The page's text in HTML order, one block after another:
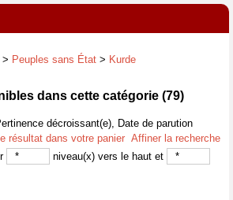
> Peuples sans État > Kurde
dans cette catégorie (79)
décroissant(e), Date de parution
résultat dans votre panier Affiner la recherche
niveau(x) vers le haut et